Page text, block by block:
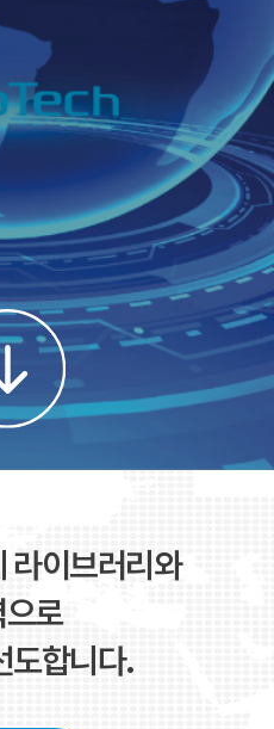
라이브러리와
로
도합니다.